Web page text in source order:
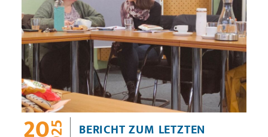
zu können.
BERICHT ZUM LETZTEN